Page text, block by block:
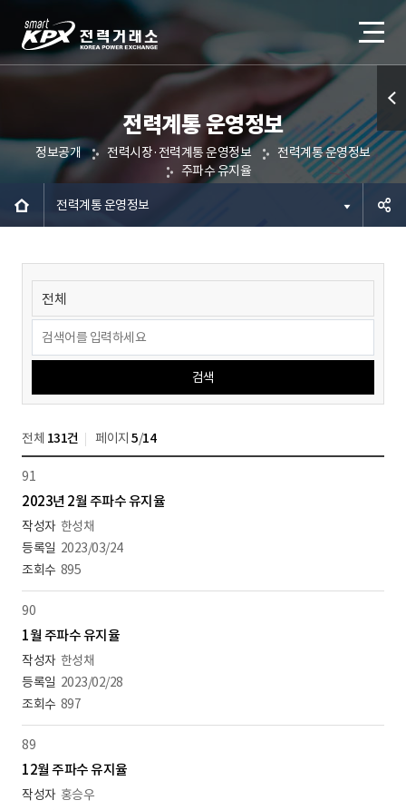
전력계통 운영정보
정보공개 전력시장·전력계통 운영정보
전력계통 운영정보
주파수 유지율
전력계통 운영정보
검색
전체 131건 페이지 5/14
91
2023년 2월 주파수 유지율
한성채
2023/03/24
895
90
1월 주파수 유지율
한성채
2023/02/28
897
89
12월 주파수 유지율
홍승우
퀵메
뉴 열
기